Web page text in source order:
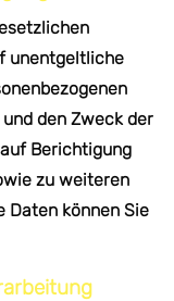
unentgeltliche
den Zweck der
Berichtigung
zu weiteren
Daten können Sie